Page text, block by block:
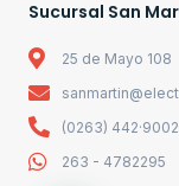
Sucursal San
25 de Mayo 108
(0263) 442·9002
263 - 4782295